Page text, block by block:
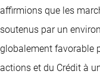
affirmions que les
soutenus par un
globalement favorable
actions et du Crédit à